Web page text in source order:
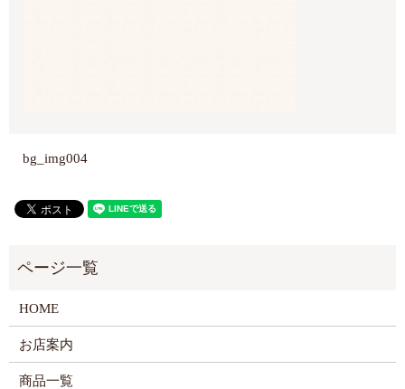
bg_img004
HOME
お店案内
商品一覧